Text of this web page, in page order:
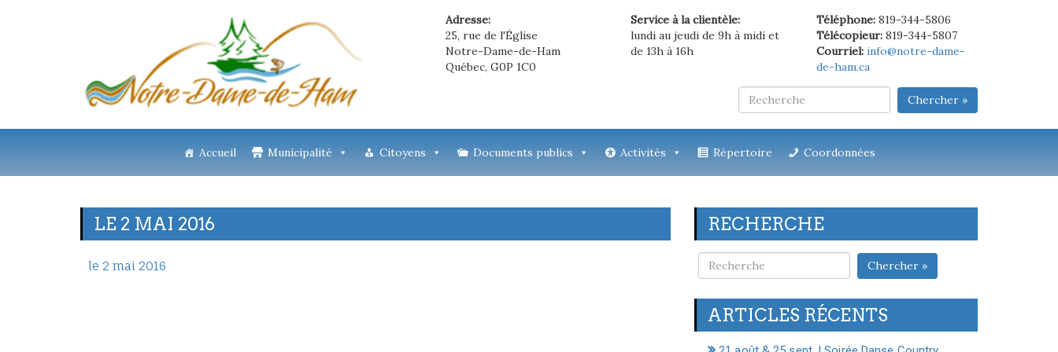
Adresse:
25, rue de l'Église
Notre-Dame-de-Ham
Québec, G0P 1C0
Service à la clientèle:
lundi au jeudi de 9h à midi et
de 13h à 16h
Téléphone:819-344-5806
Télécopieur:819-344-5807
Courriel: info@notre-dame-
de-ham.ca
Chercher »
Accueil Municipalité Citoyens Documents publics Activités Répertoire Coordonnées
LE 2 MAI 2016
le 2 mai 2016
RECHERCHE
Chercher »
ARTICLES RÉCENTS